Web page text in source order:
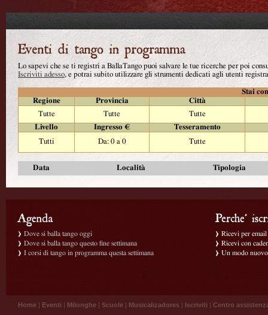
Lo sapevi che se ti registri a BallaTango puoi salvare le tue ricerche per poi
Iscriviti adesso, e potrai subito utilizzare gli strumenti dedicati agli utenti
Stai
Regione
Provincia
Città
Tutte
Tutte
Tutte
Livello
Ingresso €
Tesseramento
Tutti
Da: 0 a 0 Tutte
Data Località Tipologia
Dove si balla tango oggi
Dove si balla tango questo fine settimana
I corsi di tango in programma questa settimana
Ricevi per
Ricevi con
Un modo
Home | Eventi | Milonghe | Scuole | Musicalizadores | Iscriviti | Centro